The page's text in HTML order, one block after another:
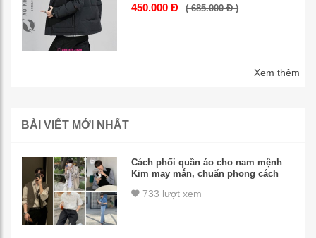
450.000 Đ ( 685.000 Đ )
Xem thêm
BÀI VIẾT MỚI NHẤT
Cách phối quần áo cho nam mệnh
Kim may mắn, chuẩn phong cách
733 lượt xem